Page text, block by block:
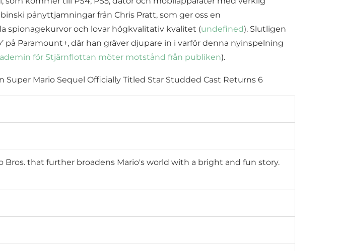
pånyttjamningar från Chris Pratt, som ger oss en
spionagekurvor och lovar högkvalitativ kvalitet (undefined). Slutligen
på Paramount+, där han gräver djupare in i varför denna nyinspelning
för Stjärnflottan möter motstånd från publiken).
Bros. that further broadens Mario's world with a bright and fun story.